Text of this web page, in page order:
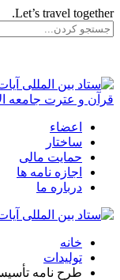
Let’s travel together.
قرآن و عترت جامعه
اعضاء
ساختار
حمایت مالی
اجازه نامه ها
درباره ما
خانه
تولیدات
طرح نامه